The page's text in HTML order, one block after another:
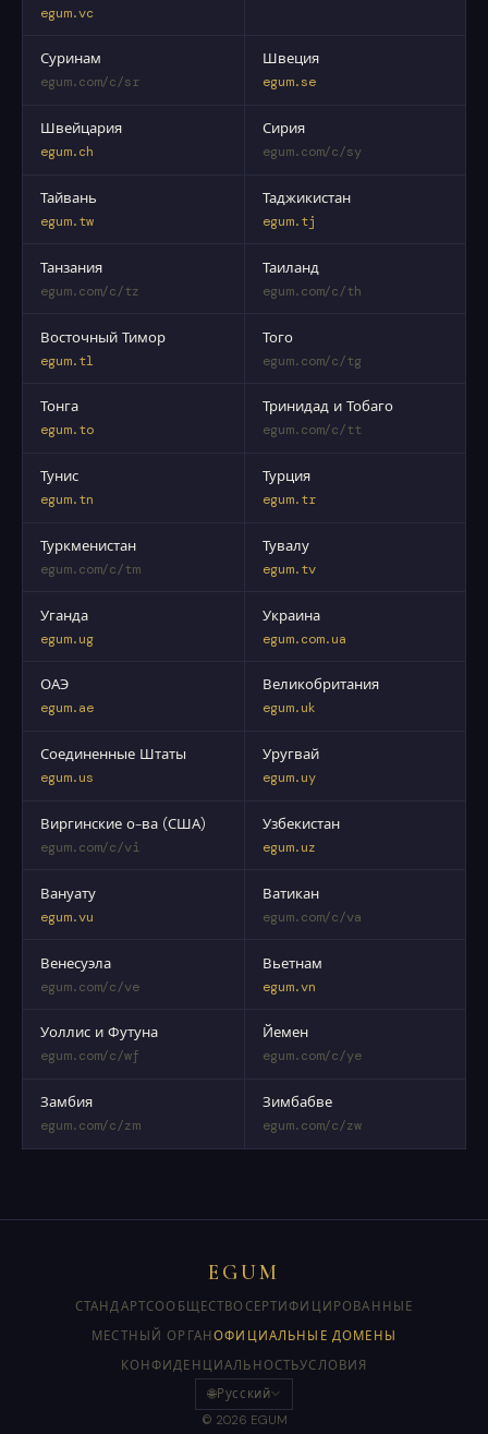
egum.vc
Суринам
egum.com/c/sr
Швеция
egum.se
Швейцария
egum.ch
Сирия
egum.com/c/sy
Тайвань
egum.tw
Таджикистан
egum.tj
Танзания
egum.com/c/tz
Таиланд
egum.com/c/th
Восточный Тимор
egum.tl
Того
egum.com/c/tg
Тонга
egum.to
Тринидад и Тобаго
egum.com/c/tt
Тунис
egum.tn
Турция
egum.tr
Туркменистан
egum.com/c/tm
Тувалу
egum.tv
Уганда
egum.ug
Украина
egum.com.ua
ОАЭ
egum.ae
Великобритания
egum.uk
Соединенные Штаты
egum.us
Уругвай
egum.uy
Виргинские о-ва (США)
egum.com/c/vi
Узбекистан
egum.uz
Вануату
egum.vu
Ватикан
egum.com/c/va
Венесуэла
egum.com/c/ve
Вьетнам
egum.vn
Уоллис и Футуна
egum.com/c/wf
Йемен
egum.com/c/ye
Замбия
egum.com/c/zm
Зимбабве
egum.com/c/zw
EGUM
СТАНДАРТСООБЩЕСТВО СЕРТИФИЦИРОВАННЫЕ
МЕСТНЫЙ ОРГАНОФИЦИАЛЬНЫЕ ДОМЕНЫ
КОНФИДЕНЦИАЛЬНОСТЬУСЛОВИЯ
🌐Русский
© 2026 EGUM